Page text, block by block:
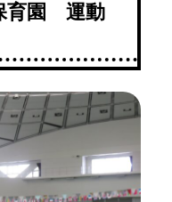
育園 運動